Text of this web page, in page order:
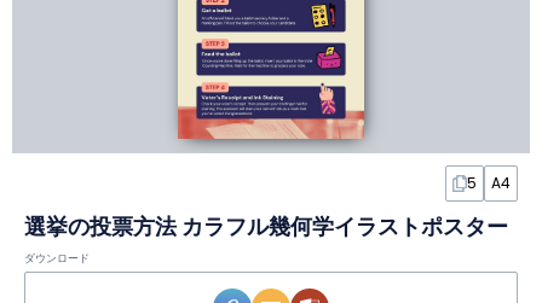
5 A4
選挙の投票方法 カラフル幾何学イラストポスター
ダウンロード